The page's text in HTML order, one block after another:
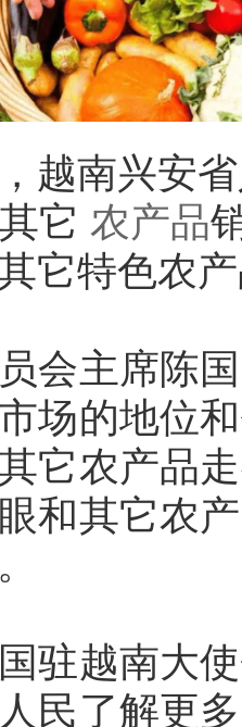
越南兴安
它 农产品
它特色农
会主席陈
场的地位
它农产品
和其它农
驻越南大
民了解更